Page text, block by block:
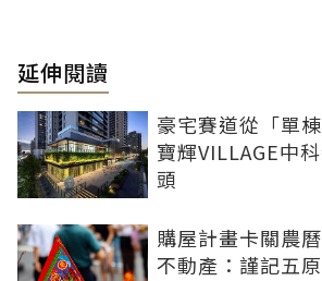
延伸閱讀
豪宅賽道從「單
寶輝VILLAGE中
頭
購屋計畫卡關農
不動產：謹記五